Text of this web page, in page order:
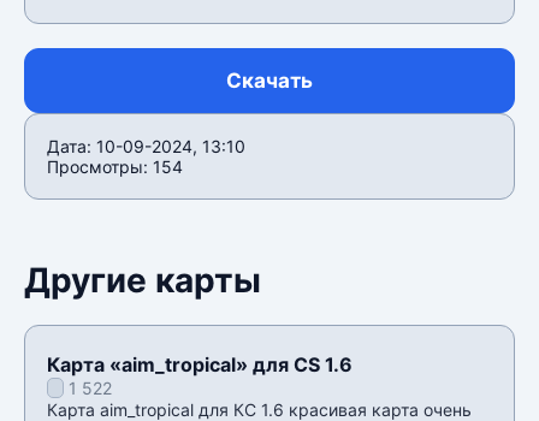
Скачать
Дата: 10-09-2024, 13:10
Просмотры: 154
Другие карты
Карта «aim_tropical» для CS 1.6
1 522
Карта aim_tropical для КС 1.6 красивая карта очень